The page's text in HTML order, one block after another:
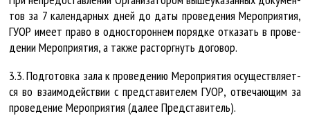
тов за 7 ка­лен­дар­ных дней до да­ты про­ве­де­ния Ме­роп­ри­я­тия,
ГУ­ОР име­ет пра­во в од­нос­то­рон­нем по­ряд­ке от­ка­зать в про­ве­
де­нии Ме­роп­ри­я­тия, а так­же рас­торг­нуть до­го­вор.
3.3. Под­го­тов­ка за­ла к про­ве­де­нию Ме­роп­ри­я­тия осу­щест­вля­ет­
ся во вза­и­мо­дейст­вии с пред­ста­ви­те­лем ГУ­ОР, отве­ча­ю­щим за
про­ве­де­ние Ме­роп­ри­я­тия (да­лее Пред­ста­ви­тель).